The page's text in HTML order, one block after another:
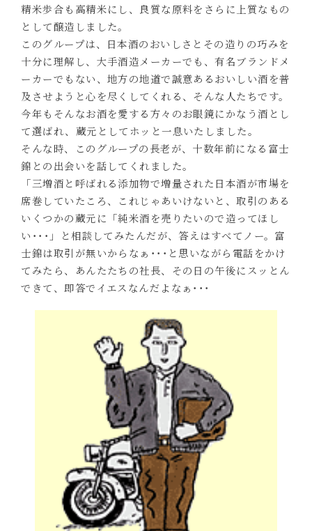
精米歩合も高精米にし、良質な原料をさらに上質なもの
として醸造しました。
このグループは、日本酒のおいしさとその造りの巧みを
十分に理解し、大手酒造メーカーでも、有名ブランドメ
ーカーでもない、地方の地道で誠意あるおいしい酒を普
及させようと心を尽くしてくれる、そんな人たちです。
今年もそんなお酒を愛する方々のお眼鏡にかなう酒とし
て選ばれ、蔵元としてホッと一息いたしました。
そんな時、このグループの長老が、十数年前になる富士
錦との出会いを話してくれました。
「三増酒と呼ばれる添加物で増量された日本酒が市場を
席巻していたころ、これじゃあいけないと、取引のある
いくつかの蔵元に「純米酒を売りたいので造ってほし
い･･･」と相談してみたんだが、答えはすべてノー。富
士錦は取引が無いからなぁ･･･と思いながら電話をかけ
てみたら、あんたたちの社長、その日の午後にスッとん
できて、即答でイエスなんだよなぁ･･･